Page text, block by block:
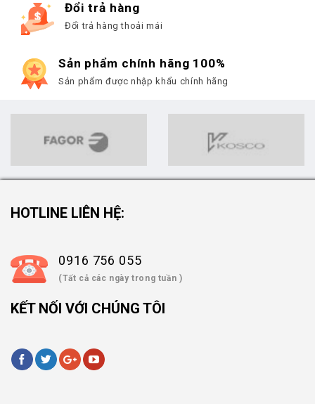
Đổi trả hàng
Đổi trả hàng thoải mái
Sản phẩm chính hãng 100%
Sản phẩm được nhập khẩu chính hãng
HOTLINE LIÊN HỆ:
0916 756 055
(Tất cả các ngày trong tuần )
KẾT NỐI VỚI CHÚNG TÔI